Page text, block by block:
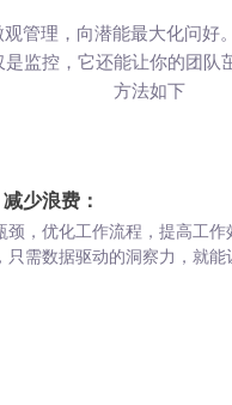
观管理，向潜能最大化问好
是监控，它还能让你的团队
方法如下
少浪费：
颈，优化工作流程，提高工
只需数据驱动的洞察力，就能